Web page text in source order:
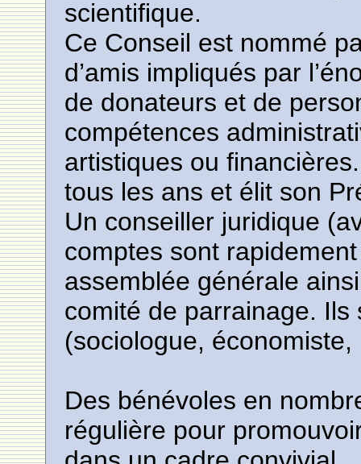
scientifique.
Ce Conseil est nommé
d’amis impliqués par
de donateurs et de
compétences
artistiques ou
tous les ans et élit son
Un conseiller juridique
comptes sont
assemblée générale
comité de parrainage.
(sociologue, économiste,
Des bénévoles en
régulière pour